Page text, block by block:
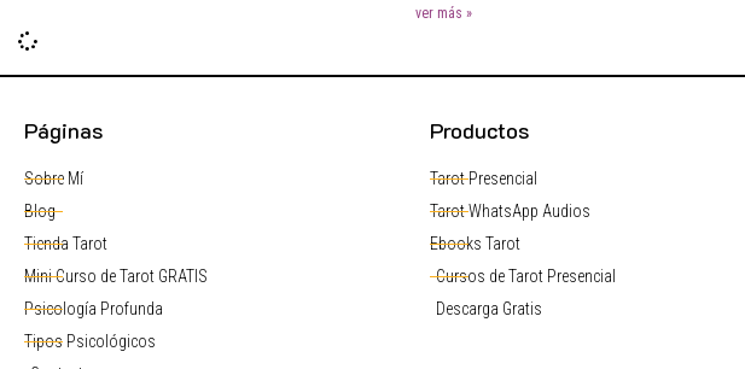
ver más »
Páginas
Sobre Mí
Blog
Tienda Tarot
Mini Curso de Tarot GRATIS
Psicología Profunda
Tipos Psicológicos
Productos
Tarot Presencial
Tarot WhatsApp Audios
Ebooks Tarot
Cursos de Tarot Presencial
Descarga Gratis